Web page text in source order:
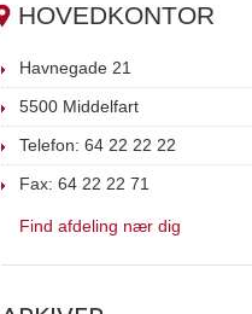
HOVEDKONTOR
Havnegade 21
5500 Middelfart
Telefon: 64 22 22 22
Fax: 64 22 22 71
Find afdeling nær dig